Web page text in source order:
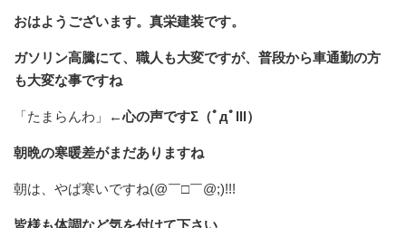
おはようございます。真栄建装です。
ガソリン高騰にて、職人も大変ですが、普段から車通勤の方
も大変な事ですね
「たまらんわ」 ←心の声ですΣ（ﾟдﾟlll）
朝晩の寒暖差がまだありますね
朝は、やぱ寒いですね(@￣□￣@;)!!!